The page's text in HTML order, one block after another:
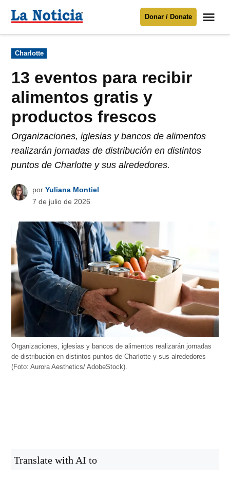
Para mantenerte informado necesitamos
Donar
contenido
Noticia
Donar / Donate
Publicado
en
Charlotte
13 eventos para recibir
alimentos gratis y
productos frescos
Organizaciones, iglesias y bancos de alimentos
realizarán jornadas de distribución en distintos
puntos de Charlotte y sus alrededores.
por Yuliana Montiel
7 de julio de 2026
Organizaciones, iglesias y bancos de alimentos realizarán jornadas
de distribución en distintos puntos de Charlotte y sus alrededores
(Foto: Aurora Aesthetics/ AdobeStock).
Translate with AI to